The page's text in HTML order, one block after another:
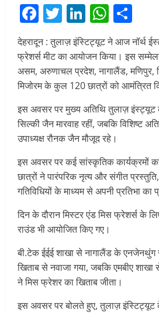
Facebook
Twitter
LinkedIn
देहरादून : तुलाज़ इंस्टिट्यूट ने आज नॉर्थ
फ्रेशर्स मीट का आयोजन किया। इस
असम, अरुणाचल प्रदेश, नागालैंड, मणिपुर,
मिजोरम के कुल 120 छात्रों को आमंत्रित
इस अवसर पर मुख्य अतिथि तुलाज़ इंस्ट्यूट
सिल्की जैन मारवाह रहीं, जबकि विशिष्ट
उपाध्यक्ष रौनक जैन मौजूद रहे।
इस अवसर पर कई सांस्कृतिक कार्यक्रमों
छात्रों ने पारंपरिक नृत्य और संगीत
गतिविधियों के माध्यम से अपनी प्रतिभा का
दिन के दौरान मिस्टर एंड मिस फ्रेशर्स के
राउंड भी आयोजित किए गए।
बी.टेक ईईई शाखा से नागालैंड के एनजेनथुंग
खिताब से नवाजा गया, जबकि एमबीए
ने मिस फ्रेशर का खिताब जीता।
इस अवसर पर बोलते हुए, तुलाज़ इंस्टिट्यूट